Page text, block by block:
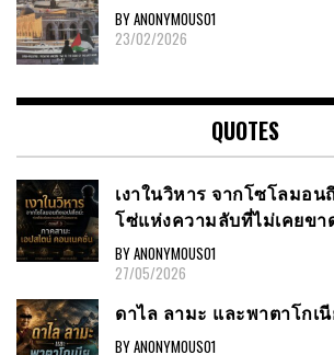
BY ANONYMOUS01
23/02/2026
QUOTES
เงาในวิหาร จากโซโลมอน
โซ่แห่งความลับที่ไม่เคยขา
BY ANONYMOUS01
27/05/2026
ดาไล ลามะ และพาตาโกเ
BY ANONYMOUS01